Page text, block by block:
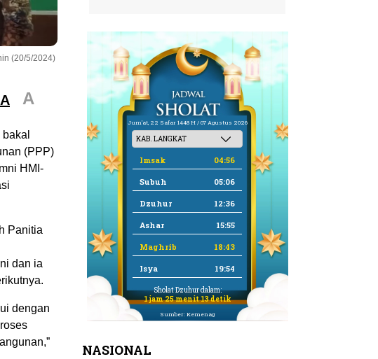
(20/5/2024)
A A
(PPP)
HMI-
Panitia
dan ia
dengan
Jum'at, 22 Safar 1448 H / 07 Agustus 2026
Imsak 04:56
Subuh 05:06
Dzuhur 12:36
Ashar 15:55
Maghrib 18:43
Isya 19:54
Sholat Dzuhur dalam:
1 jam 25 menit 12 detik
Sumber: Kemenag
NASIONAL